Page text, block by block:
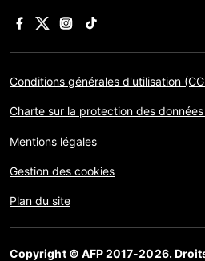
Conditions générales d'utilisation
Charte sur la protection des
Mentions légales
Gestion des cookies
Plan du site
Copyright © AFP 2017-2026.